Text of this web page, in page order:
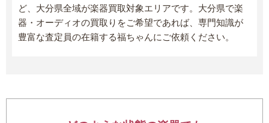
ど、大分県全域が楽器買取対象エリアです。大分県で楽
器・オーディオの買取りをご希望であれば、専門知識が
豊富な査定員の在籍する福ちゃんにご依頼ください。